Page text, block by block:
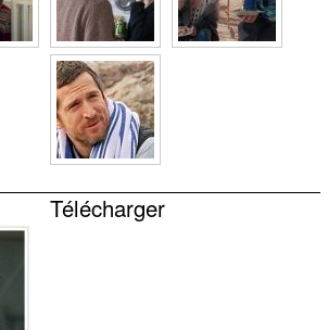
Télécharger